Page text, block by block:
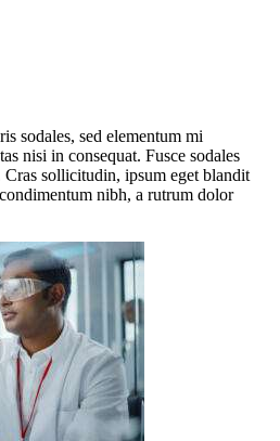
sodales, sed elementum mi
nisi in consequat. Fusce sodales
Cras sollicitudin, ipsum eget blandit
nibh, a rutrum dolor